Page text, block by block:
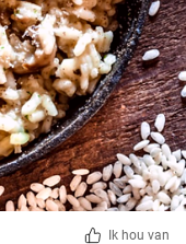
Ik hou van